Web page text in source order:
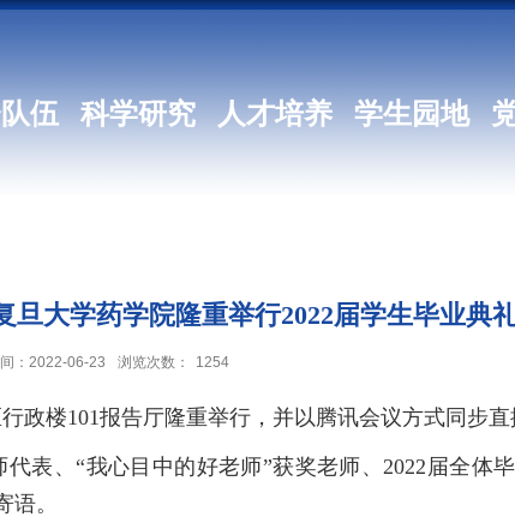
伍 科学研究 人才培养 学生园地
旦大学药学院隆重举行2022届学生毕业典
：2022-06-23 浏览次数： 1254
楼101报告厅隆重举行，并以腾讯会议方式同步直
、“我心目中的好老师”获奖老师、2022届全体
。